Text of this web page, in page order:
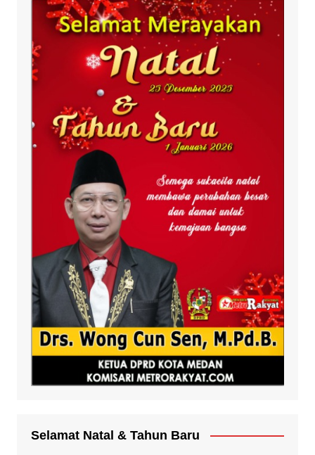
Selamat Natal & Tahun Baru